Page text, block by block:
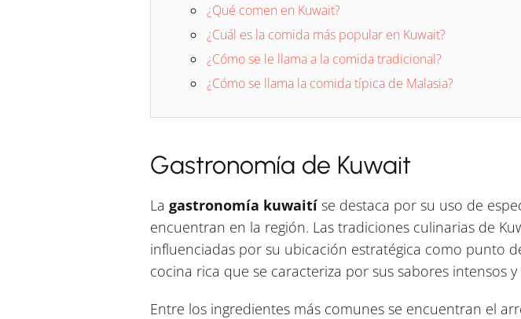
¿Qué comen en Kuwait?
¿Cuál es la comida más popular en Kuwait?
¿Cómo se le llama a la comida tradicional?
¿Cómo se llama la comida típica de Malasia?
Gastronomía de Kuwait
La gastronomía kuwaitíse destaca por su uso de
encuentran en la región. Las tradiciones culinarias de
influenciadas por su ubicación estratégica como punto
cocina rica que se caracteriza por sus sabores intensos y
Entre los ingredientes más comunes se encuentran el